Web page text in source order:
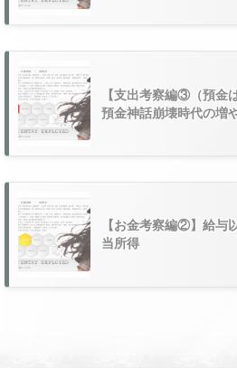
【支出考察編③（預金
預金神話崩壊時代の増
【お金考察編②】給与
当所得